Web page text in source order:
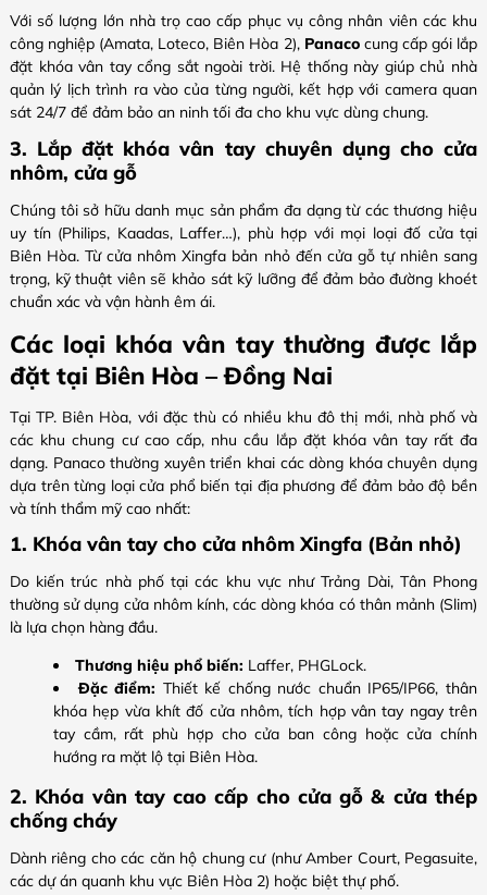
Với số lượng lớn nhà trọ cao cấp phục vụ công nhân viên các khu
công nghiệp (Amata, Loteco, Biên Hòa 2), Panacocung cấp gói lắp
đặt khóa vân tay cổng sắt ngoài trời. Hệ thống này giúp chủ nhà
quản lý lịch trình ra vào của từng người, kết hợp với camera quan
sát 24/7 để đảm bảo an ninh tối đa cho khu vực dùng chung.
3. Lắp đặt khóa vân tay chuyên dụng cho cửa
nhôm, cửa gỗ
Chúng tôi sở hữu danh mục sản phẩm đa dạng từ các thương hiệu
uy tín (Philips, Kaadas, Laffer…), phù hợp với mọi loại đố cửa tại
Biên Hòa. Từ cửa nhôm Xingfa bản nhỏ đến cửa gỗ tự nhiên sang
trọng, kỹ thuật viên sẽ khảo sát kỹ lưỡng để đảm bảo đường khoét
chuẩn xác và vận hành êm ái.
Các loại khóa vân tay thường được lắp
đặt tại Biên Hòa – Đồng Nai
Tại TP. Biên Hòa, với đặc thù có nhiều khu đô thị mới, nhà phố và
các khu chung cư cao cấp, nhu cầu lắp đặt khóa vân tay rất đa
dạng. Panaco thường xuyên triển khai các dòng khóa chuyên dụng
dựa trên từng loại cửa phổ biến tại địa phương để đảm bảo độ bền
và tính thẩm mỹ cao nhất:
1. Khóa vân tay cho cửa nhôm Xingfa (Bản nhỏ)
Do kiến trúc nhà phố tại các khu vực như Trảng Dài, Tân Phong
thường sử dụng cửa nhôm kính, các dòng khóa có thân mảnh (Slim)
là lựa chọn hàng đầu.
Thương hiệu phổ biến: Laffer, PHGLock.
Đặc điểm: Thiết kế chống nước chuẩn IP65/IP66, thân
khóa hẹp vừa khít đố cửa nhôm, tích hợp vân tay ngay trên
tay cầm, rất phù hợp cho cửa ban công hoặc cửa chính
hướng ra mặt lộ tại Biên Hòa.
2. Khóa vân tay cao cấp cho cửa gỗ & cửa thép
chống cháy
Dành riêng cho các căn hộ chung cư (như Amber Court, Pegasuite,
các dự án quanh khu vực Biên Hòa 2) hoặc biệt thự phố.